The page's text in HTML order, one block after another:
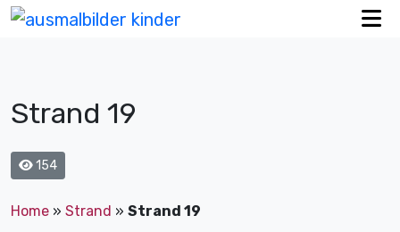
Strand 19
154
Home » Strand » Strand 19